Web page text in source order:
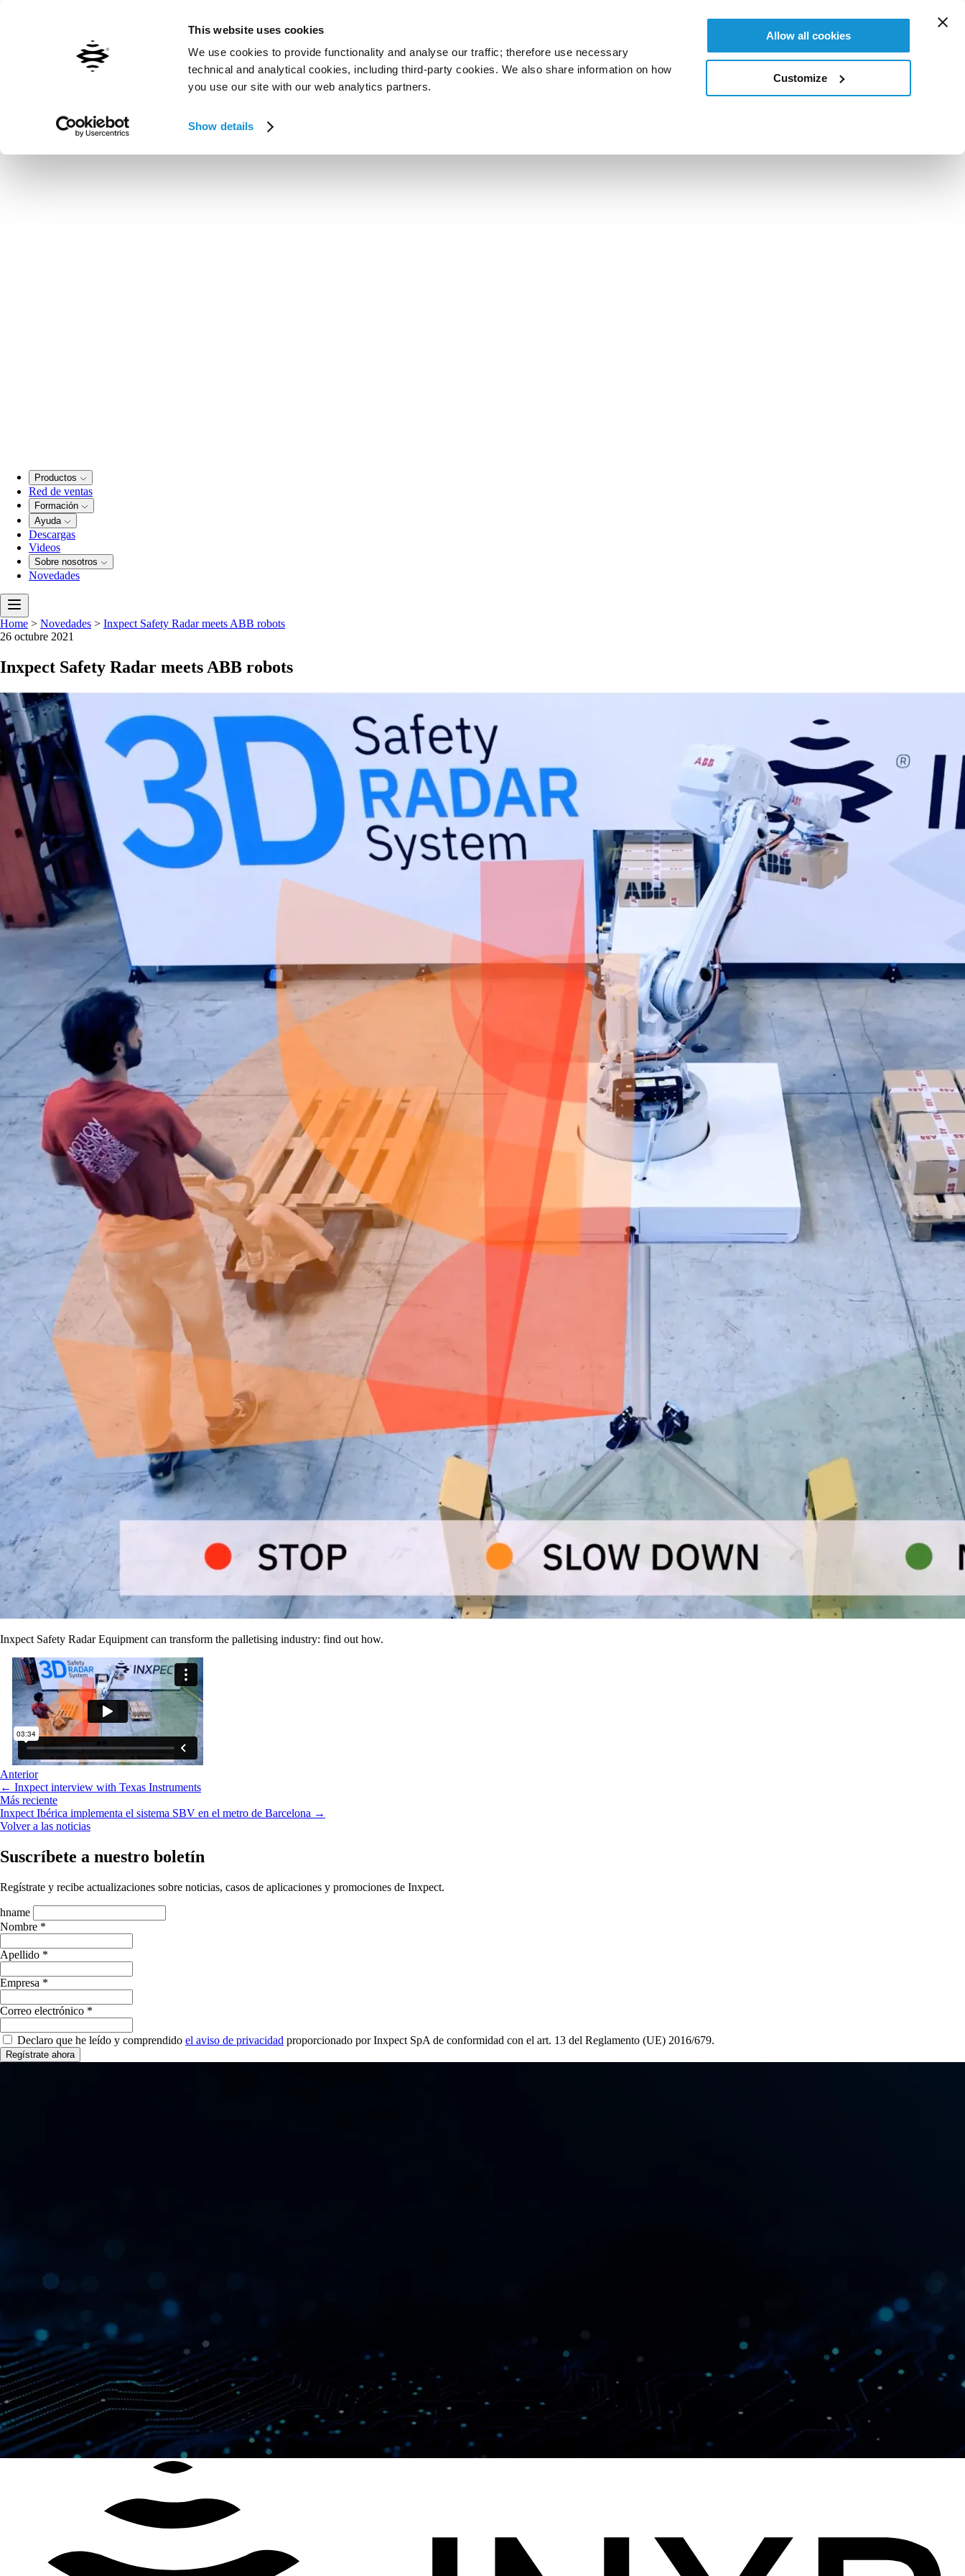
This website uses cookies
We use cookies to provide functionality and analyse our traffic; therefore use necessary
technical and analytical cookies, including third-party cookies. We also share information on how
you use our site with our web analytics partners.
Show details
Allow all cookies
Customize
Vai al contenuto principale
Productos
Red de ventas
Formación
Ayuda
Descargas
Videos
Sobre nosotros
Novedades
Home > Novedades > Inxpect Safety Radar meets ABB robots
26 octubre 2021
Inxpect Safety Radar meets ABB robots
Inxpect Safety Radar Equipment can transform the palletising industry: find out how.
Anterior
← Inxpect interview with Texas Instruments
Más reciente
Inxpect Ibérica implementa el sistema SBV en el metro de Barcelona →
Volver a las noticias
Suscríbete a nuestro boletín
Regístrate y recibe actualizaciones sobre noticias, casos de aplicaciones y promociones de Inxpect.
hname
Nombre *
Apellido *
Empresa *
Correo electrónico *
Declaro que he leído y comprendido el aviso de privacidad proporcionado por Inxpect SpA de conformidad con el art. 13 del Reglamento (UE) 2016/679.
Regístrate ahora